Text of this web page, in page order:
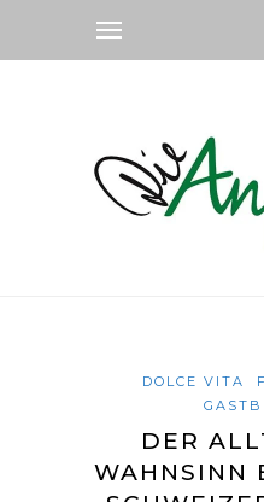
DOLCE VITA
DER
WAHNSINN